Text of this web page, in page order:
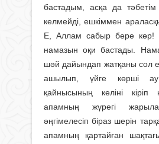
бастадым, асқа да
келмейді, ешкіммен
Е, Аллам сабыр бере көр!
намазын оқи бастады.
шәй дайындап жатқаны сол
ашылып, үйге көрші
қайнысының келіні кіріп
апамның жүрегі
әңгімелесіп біраз шерін
апамның қартайған